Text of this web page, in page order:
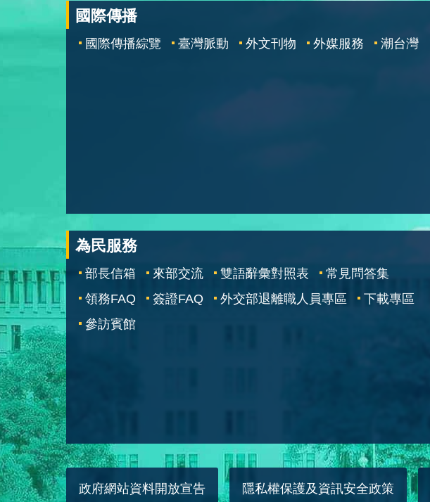
國際傳播
國際傳播綜覽 臺灣脈動 外文刊物 外媒服務 潮台灣
為民服務
部長信箱 來部交流 雙語辭彙對照表
常見問答集
領務FAQ
簽證FAQ 外交部退離職人員專區
下載專區
參訪賓館
政府網站資料開放宣告 隱私權保護及資訊安全政策